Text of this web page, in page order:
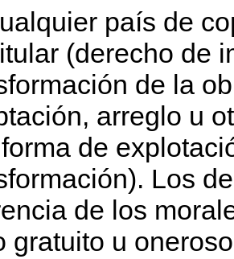
país de
(derecho de
de la
arreglo u
de
Los
de los
gratuito u